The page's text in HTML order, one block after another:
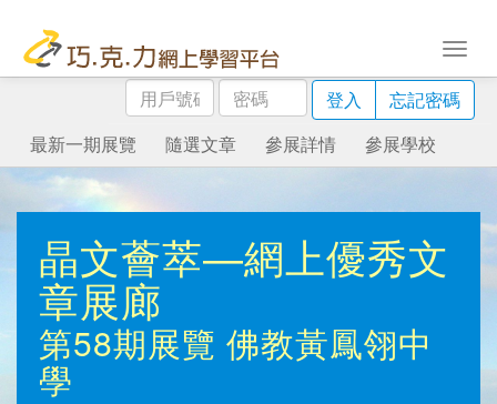
用
戶
號
碼
密
碼
登入
忘記密碼
最新一期展覽
隨選文章 參展詳情 參展學校
晶文薈萃—網上優秀文
章展廊
第58期展覽 佛教黃鳳翎中
學